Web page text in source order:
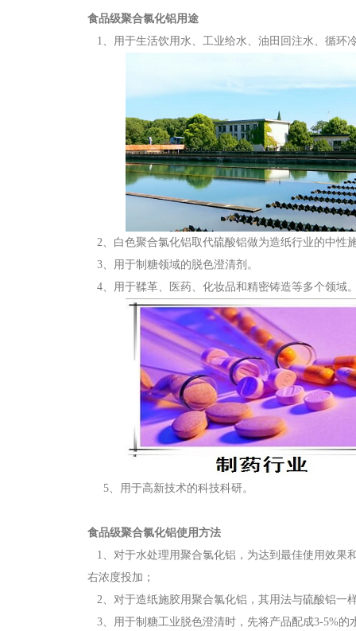
食品级聚合氯化铝用途
1、用于生活饮用水、工业给水、油田回注水、循环
2、白色聚合氯化铝取代硫酸铝做为造纸行业的中性
3、用于制糖领域的脱色澄清剂。
4、用于鞣革、医药、化妆品和精密铸造等多个领域
5、用于高新技术的科技科研。
食品级聚合氯化铝使用方法
1、对于水处理用聚合氯化铝，为达到最佳使用效果
右浓度投加；
2、对于造纸施胶用聚合氯化铝，其用法与硫酸铝一
3、用于制糖工业脱色澄清时，先将产品配成3-5%的